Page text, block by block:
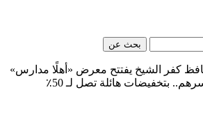
بحث عن
كفر الشيخ يفتتح معرض «أهلًا مدارس»
بتخفيضات هائلة تصل لـ 50٪؜